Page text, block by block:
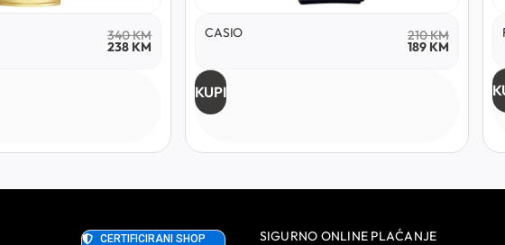
210
189
FERRO 218
KUPI
SIGURNO ONLINE PLAĆANJE